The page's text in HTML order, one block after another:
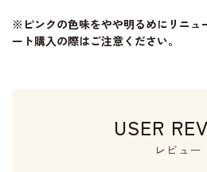
※ピンクの色味をやや明るめにリニュ
ート購入の際はご注意ください。
USER
レビュー